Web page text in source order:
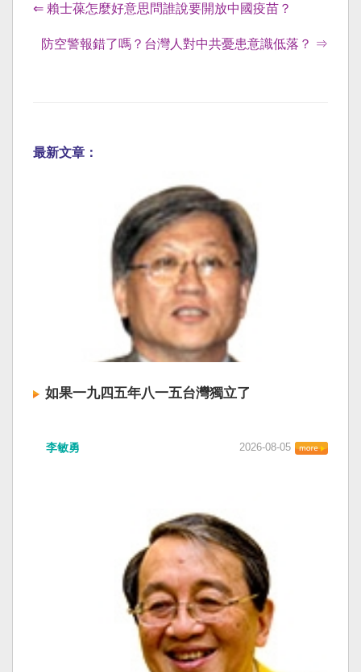
⇐ 賴士葆怎麼好意思問誰說要開放中國疫苗？
防空警報錯了嗎？台灣人對中共憂患意識低落？ ⇒
最新文章：
如果一九四五年八一五台灣獨立了
李敏勇 2026-08-05